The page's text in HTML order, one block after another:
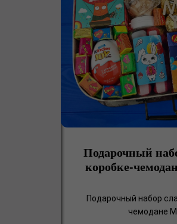
Подарочный
коробке-
Подарочный набор
чемодане